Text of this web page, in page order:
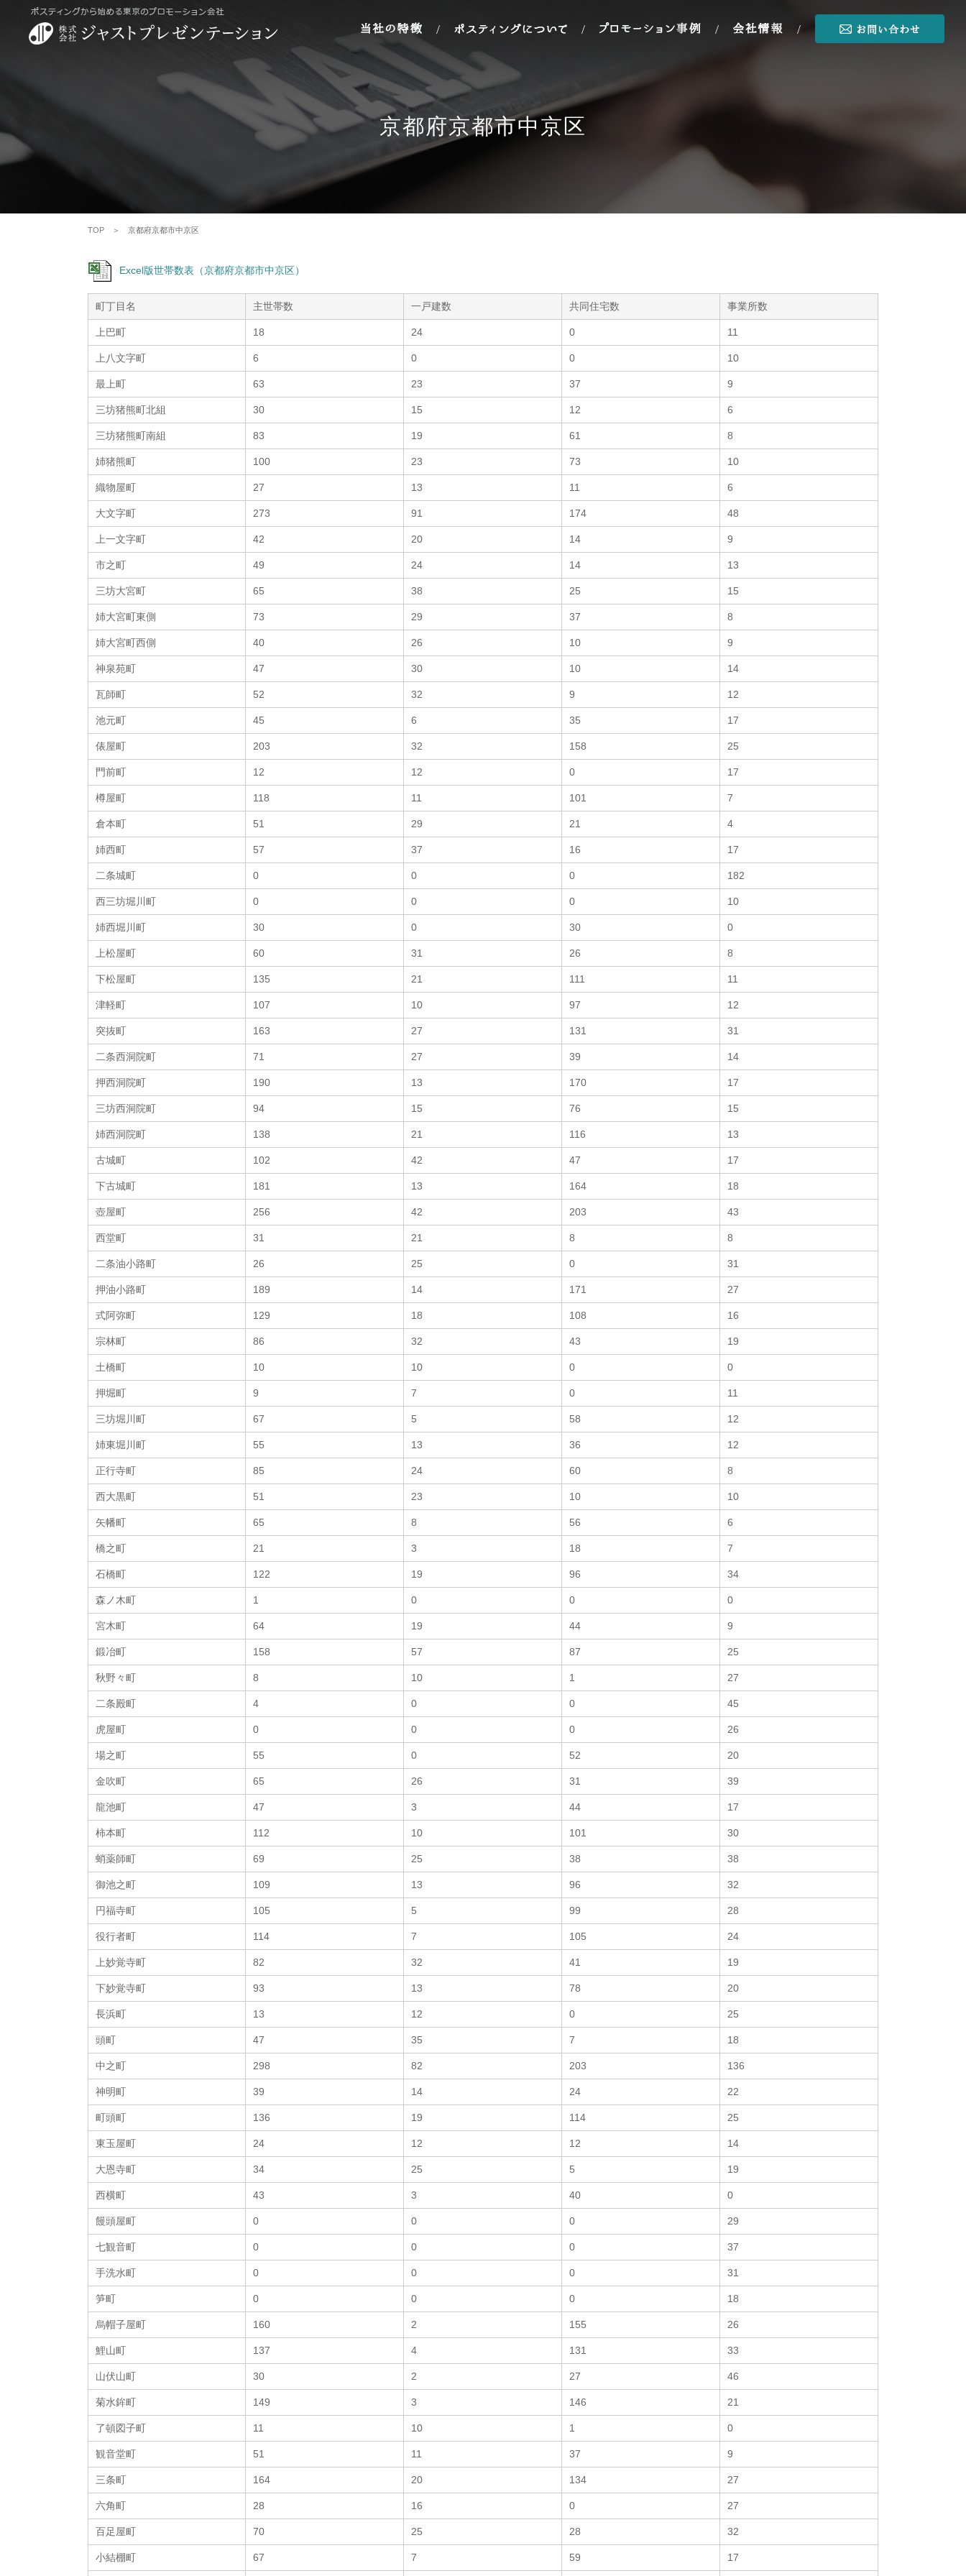
/ / / /
京都府京都市中京区
TOP ＞ 京都府京都市中京区
Excel版世帯数表（京都府京都市中京区）
町丁目名 主世帯数 一戸建数 共同住宅数 事業所数
上巴町 18 24 0 11
上八文字町 6 0 0 10
最上町 63 23 37 9
三坊猪熊町北組 30 15 12 6
三坊猪熊町南組 83 19 61 8
姉猪熊町 100 23 73 10
織物屋町 27 13 11 6
大文字町 273 91 174 48
上一文字町 42 20 14 9
市之町 49 24 14 13
三坊大宮町 65 38 25 15
姉大宮町東側 73 29 37 8
姉大宮町西側 40 26 10 9
神泉苑町 47 30 10 14
瓦師町 52 32 9 12
池元町 45 6 35 17
俵屋町 203 32 158 25
門前町 12 12 0 17
樽屋町 118 11 101 7
倉本町 51 29 21 4
姉西町 57 37 16 17
二条城町 0 0 0 182
西三坊堀川町 0 0 0 10
姉西堀川町 30 0 30 0
上松屋町 60 31 26 8
下松屋町 135 21 111 11
津軽町 107 10 97 12
突抜町 163 27 131 31
二条西洞院町 71 27 39 14
押西洞院町 190 13 170 17
三坊西洞院町 94 15 76 15
姉西洞院町 138 21 116 13
古城町 102 42 47 17
下古城町 181 13 164 18
壺屋町 256 42 203 43
西堂町 31 21 8 8
二条油小路町 26 25 0 31
押油小路町 189 14 171 27
式阿弥町 129 18 108 16
宗林町 86 32 43 19
土橋町 10 10 0 0
押堀町 9 7 0 11
三坊堀川町 67 5 58 12
姉東堀川町 55 13 36 12
正行寺町 85 24 60 8
西大黒町 51 23 10 10
矢幡町 65 8 56 6
橋之町 21 3 18 7
石橋町 122 19 96 34
森ノ木町 1 0 0 0
宮木町 64 19 44 9
鍛冶町 158 57 87 25
秋野々町 8 10 1 27
二条殿町 4 0 0 45
虎屋町 0 0 0 26
場之町 55 0 52 20
金吹町 65 26 31 39
龍池町 47 3 44 17
柿本町 112 10 101 30
蛸薬師町 69 25 38 38
御池之町 109 13 96 32
円福寺町 105 5 99 28
役行者町 114 7 105 24
上妙覚寺町 82 32 41 19
下妙覚寺町 93 13 78 20
長浜町 13 12 0 25
頭町 47 35 7 18
中之町 298 82 203 136
神明町 39 14 24 22
町頭町 136 19 114 25
東玉屋町 24 12 12 14
大恩寺町 34 25 5 19
西横町 43 3 40 0
饅頭屋町 0 0 0 29
七観音町 0 0 0 37
手洗水町 0 0 0 31
笋町 0 0 0 18
烏帽子屋町 160 2 155 26
鯉山町 137 4 131 33
山伏山町 30 2 27 46
菊水鉾町 149 3 146 21
了頓図子町 11 10 1 0
観音堂町 51 11 37 9
三条町 164 20 134 27
六角町 28 16 0 27
百足屋町 70 25 28 32
小結棚町 67 7 59 17